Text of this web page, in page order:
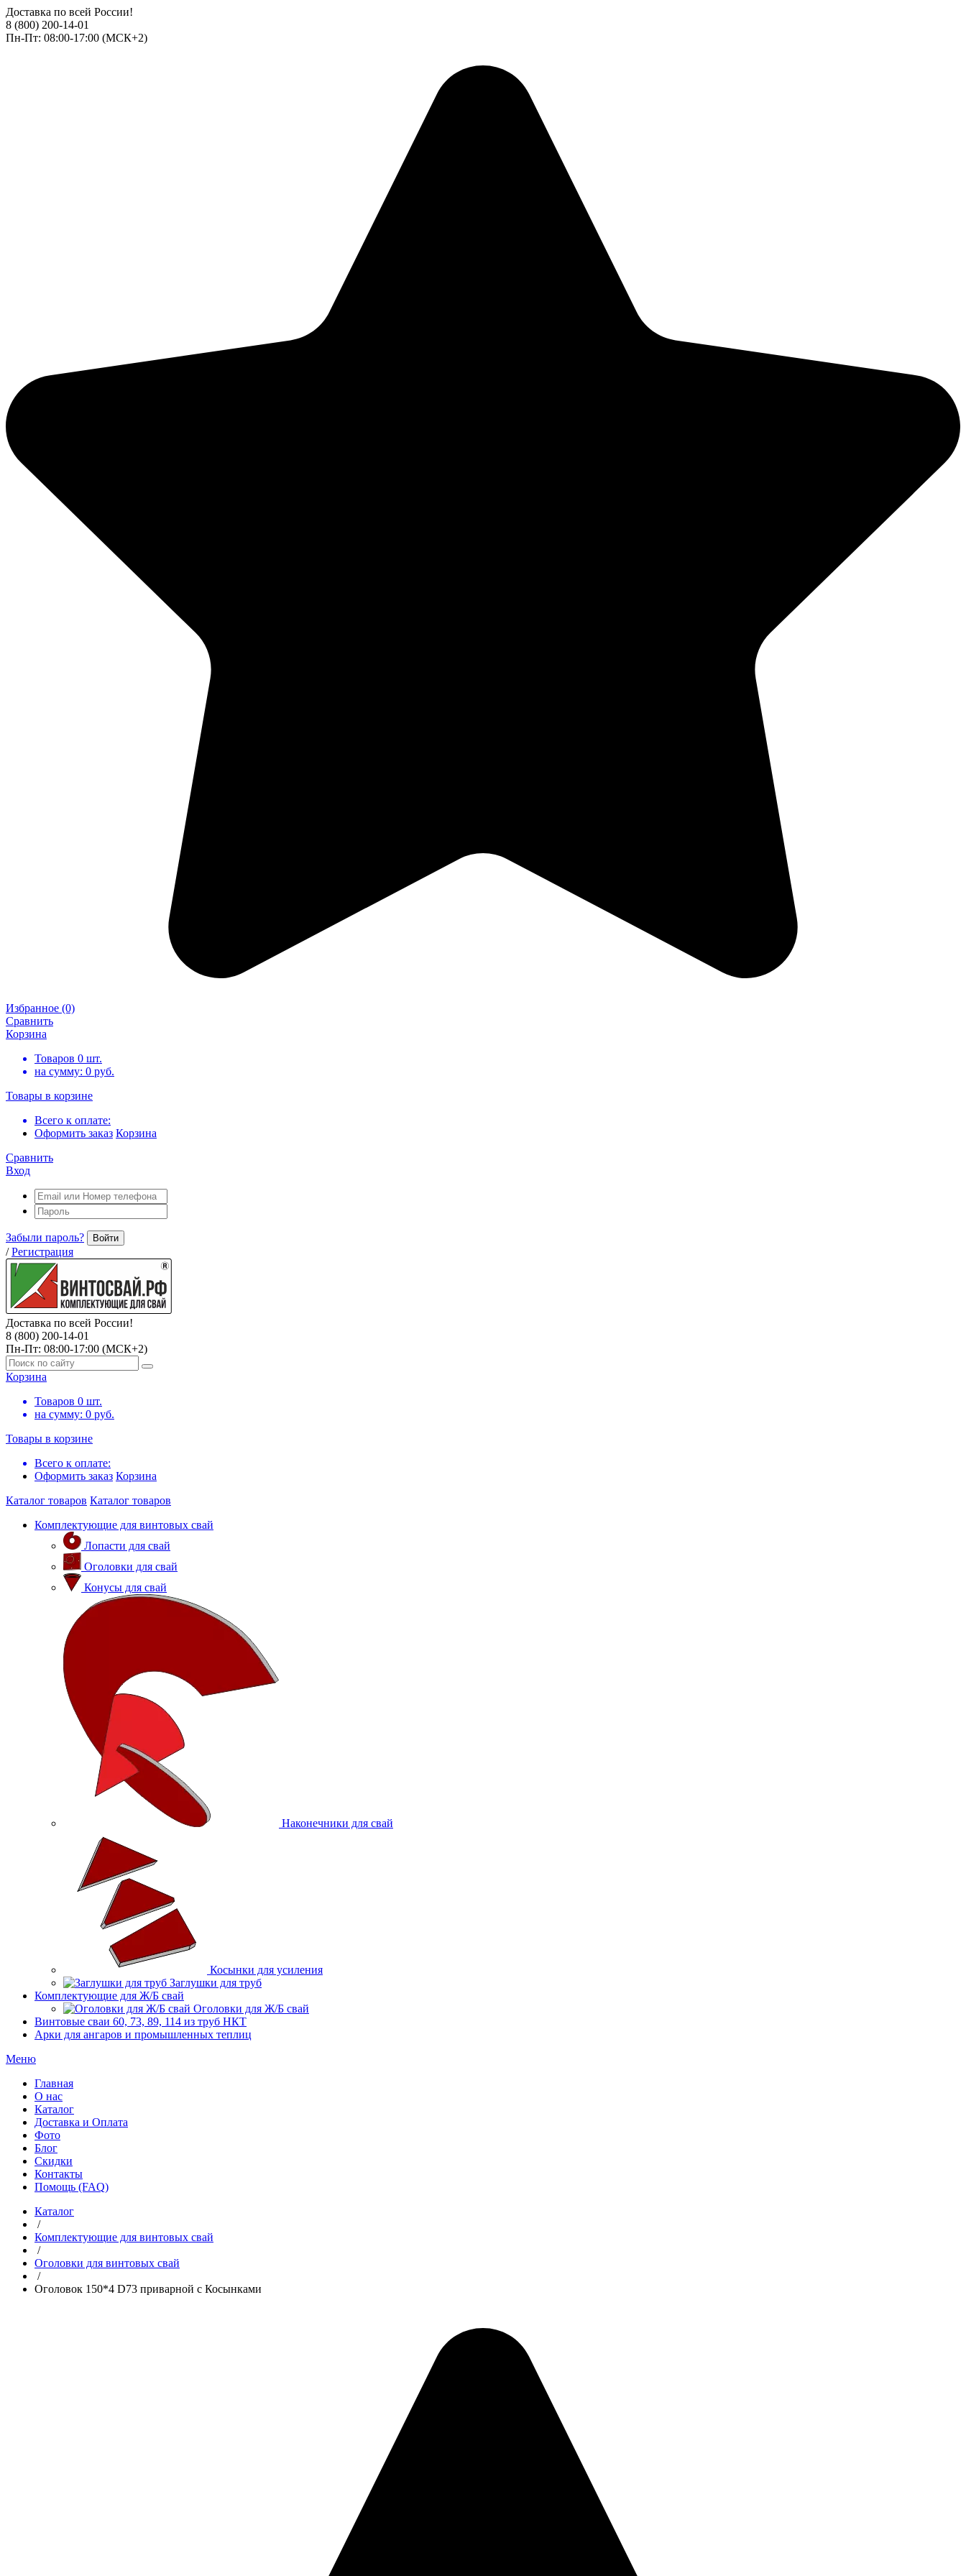
Доставка по всей России!
8 (800) 200-14-01
Пн-Пт: 08:00-17:00 (МСК+2)
Избранное (0)
Сравнить
Корзина
Товаров 0 шт.
на сумму: 0 руб.
Товары в корзине
Всего к оплате:
Оформить заказ Корзина
Сравнить
Вход
Забыли пароль? Войти
/ Регистрация
Доставка по всей России!
8 (800) 200-14-01
Пн-Пт: 08:00-17:00 (МСК+2)
Корзина
Товаров 0 шт.
на сумму: 0 руб.
Товары в корзине
Всего к оплате:
Оформить заказ Корзина
Каталог товаров Каталог товаров
Комплектующие для винтовых свай
Лопасти для свай
Оголовки для свай
Конусы для свай
Наконечники для свай
Косынки для усиления
Заглушки для труб
Комплектующие для Ж/Б свай
Оголовки для Ж/Б свай
Винтовые сваи 60, 73, 89, 114 из труб НКТ
Арки для ангаров и промышленных теплиц
Меню
Главная
О нас
Каталог
Доставка и Оплата
Фото
Блог
Скидки
Контакты
Помощь (FAQ)
Каталог
/
Комплектующие для винтовых свай
/
Оголовки для винтовых свай
/
Оголовок 150*4 D73 приварной с Косынками